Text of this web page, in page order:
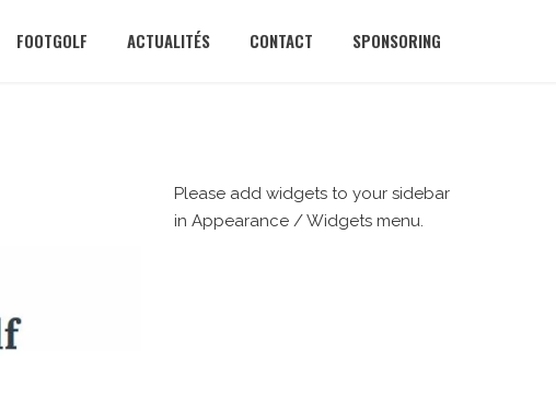
FOOTGOLF ACTUALITÉS CONTACT SPONSORING
Please add widgets to your sidebar
in Appearance / Widgets menu.